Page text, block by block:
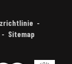
Sitemap